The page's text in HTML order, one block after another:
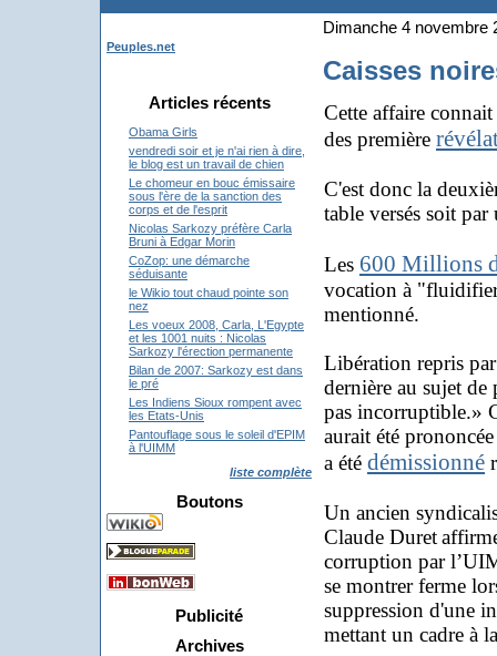
Peuples.net
Articles récents
Obama Girls
vendredi soir et je n'ai rien à dire,
le blog est un travail de chien
Le chomeur en bouc émissaire
sous l'ère de la sanction des
corps et de l'esprit
Nicolas Sarkozy préfère Carla
Bruni à Edgar Morin
CoZop: une démarche
séduisante
le Wikio tout chaud pointe son
nez
Les voeux 2008, Carla, L'Egypte
et les 1001 nuits : Nicolas
Sarkozy l'érection permanente
Bilan de 2007: Sarkozy est dans
le pré
Les Indiens Sioux rompent avec
les Etats-Unis
Pantouflage sous le soleil d'EPIM
à l'UIMM
liste complète
Boutons
Publicité
Archives
Dimanche 4 novembre
Caisses
Cette affaire
des première
C'est donc la
table versés soit
Les 600 Millions
vocation à
mentionné.
Libération repris
dernière au sujet
pas incorruptible.»
aurait été
a été démissionné
Un ancien
Claude Duret
corruption par
se montrer ferme
suppression d'une
mettant un cadre à